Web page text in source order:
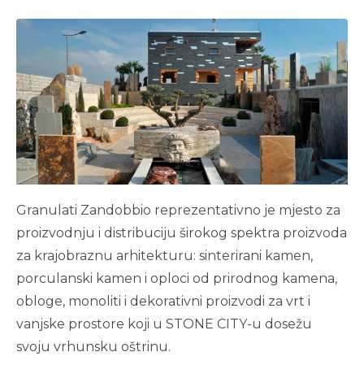
Granulati Zandobbio reprezentativno je mjesto za
proizvodnju i distribuciju širokog spektra proizvoda
za krajobraznu arhitekturu: sinterirani kamen,
porculanski kamen i oploci od prirodnog kamena,
obloge, monoliti i dekorativni proizvodi za vrt i
vanjske prostore koji u STONE CITY-u dosežu
svoju vrhunsku oštrinu.